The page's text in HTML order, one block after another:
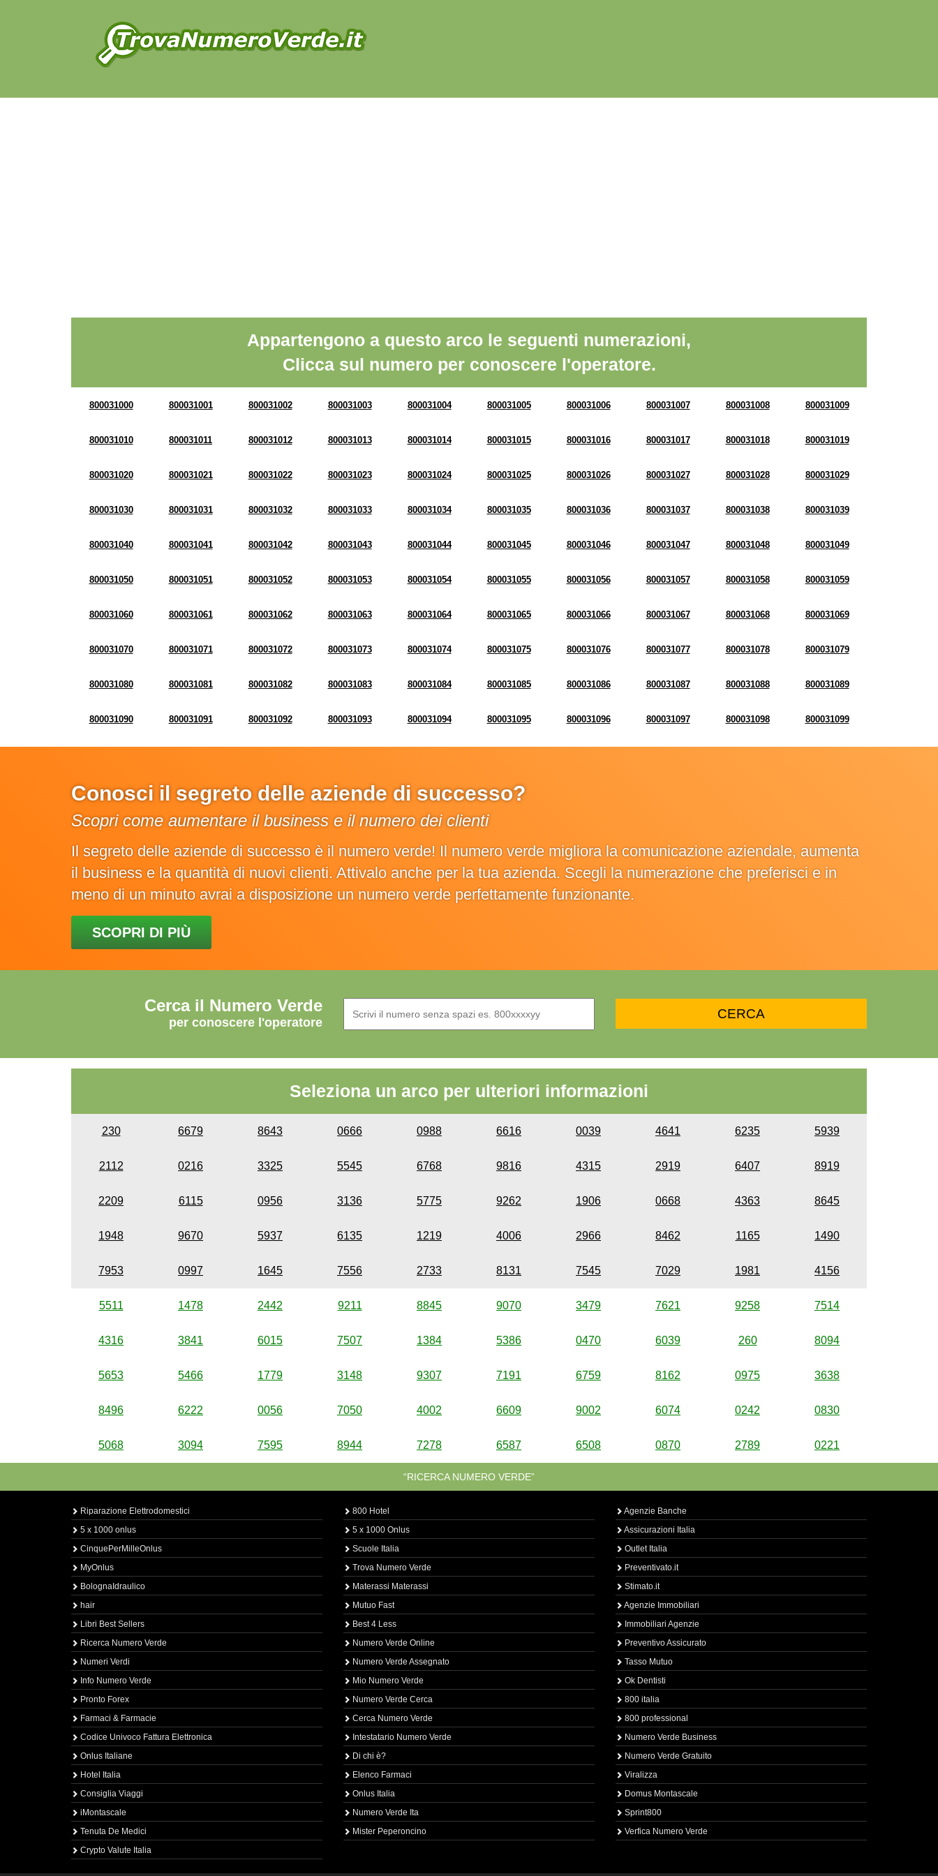
Appartengono a questo arco le seguenti numerazioni,
Clicca sul numero per conoscere l'operatore.
800031000 800031001 800031002 800031003 800031004 800031005 800031006 800031007 800031008 800031009
800031010 800031011 800031012 800031013 800031014 800031015 800031016 800031017 800031018 800031019
800031020 800031021 800031022 800031023 800031024 800031025 800031026 800031027 800031028 800031029
800031030 800031031 800031032 800031033 800031034 800031035 800031036 800031037 800031038 800031039
800031040 800031041 800031042 800031043 800031044 800031045 800031046 800031047 800031048 800031049
800031050 800031051 800031052 800031053 800031054 800031055 800031056 800031057 800031058 800031059
800031060 800031061 800031062 800031063 800031064 800031065 800031066 800031067 800031068 800031069
800031070 800031071 800031072 800031073 800031074 800031075 800031076 800031077 800031078 800031079
800031080 800031081 800031082 800031083 800031084 800031085 800031086 800031087 800031088 800031089
800031090 800031091 800031092 800031093 800031094 800031095 800031096 800031097 800031098 800031099
Conosci il segreto delle aziende di successo?
Scopri come aumentare il business e il numero dei clienti
Il segreto delle aziende di successo è il numero verde! Il numero verde migliora la comunicazione aziendale, aumenta
il business e la quantità di nuovi clienti. Attivalo anche per la tua azienda. Scegli la numerazione che preferisci e in
meno di un minuto avrai a disposizione un numero verde perfettamente funzionante.
SCOPRI DI PIÙ
Cerca il Numero Verde
per conoscere l'operatore
Seleziona un arco per ulteriori informazioni
230 6679 8643 0666 0988 6616 0039 4641 6235 5939
2112 0216 3325 5545 6768 9816 4315 2919 6407 8919
2209 6115 0956 3136 5775 9262 1906 0668 4363 8645
1948 9670 5937 6135 1219 4006 2966 8462 1165 1490
7953 0997 1645 7556 2733 8131 7545 7029 1981 4156
5511 1478 2442 9211 8845 9070 3479 7621 9258 7514
4316 3841 6015 7507 1384 5386 0470 6039 260 8094
5653 5466 1779 3148 9307 7191 6759 8162 0975 3638
8496 6222 0056 7050 4002 6609 9002 6074 0242 0830
5068 3094 7595 8944 7278 6587 6508 0870 2789 0221
“RICERCA NUMERO VERDE”
Riparazione Elettrodomestici
5 x 1000 onlus
CinquePerMilleOnlus
MyOnlus
BolognaIdraulico
hair
Libri Best Sellers
Ricerca Numero Verde
Numeri Verdi
Info Numero Verde
Pronto Forex
Farmaci & Farmacie
Codice Univoco Fattura Elettronica
Onlus Italiane
Hotel Italia
Consiglia Viaggi
iMontascale
Tenuta De Medici
Crypto Valute Italia
800 Hotel
5 x 1000 Onlus
Scuole Italia
Trova Numero Verde
Materassi Materassi
Mutuo Fast
Best 4 Less
Numero Verde Online
Numero Verde Assegnato
Mio Numero Verde
Numero Verde Cerca
Cerca Numero Verde
Intestatario Numero Verde
Di chi è?
Elenco Farmaci
Onlus Italia
Numero Verde Ita
Mister Peperoncino
Agenzie Banche
Assicurazioni Italia
Outlet Italia
Preventivato.it
Stimato.it
Agenzie Immobiliari
Immobiliari Agenzie
Preventivo Assicurato
Tasso Mutuo
Ok Dentisti
800 italia
800 professional
Numero Verde Business
Numero Verde Gratuito
Viralizza
Domus Montascale
Sprint800
Verfica Numero Verde